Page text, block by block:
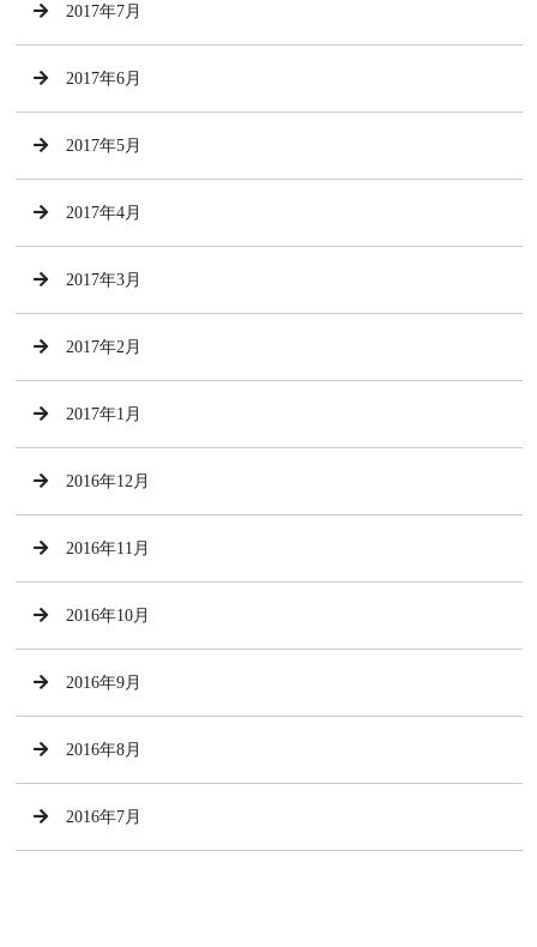
2017年7月
2017年6月
2017年5月
2017年4月
2017年3月
2017年2月
2017年1月
2016年12月
2016年11月
2016年10月
2016年9月
2016年8月
2016年7月